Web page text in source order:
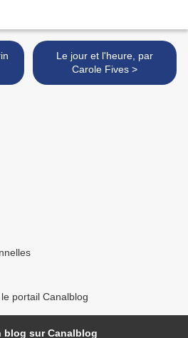
Le jour et l'heure, par
Carole Fives >
portail Canalblog
blog sur Canalblog